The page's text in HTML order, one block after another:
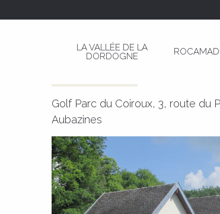
LA VALLÉE DE LA
DORDOGNE
Hôtel Restaurant Golf
Golf Parc du Coiroux, 3, route du
Aubazines